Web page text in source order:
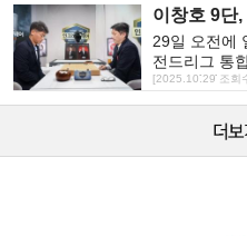
을 보태며 둘
이창호 9단
29일 오전에
전드리그 통
림은 각각 쏘
의 스코어로
섰다. 맥아
승에는 최명
[2025.10.29 조회